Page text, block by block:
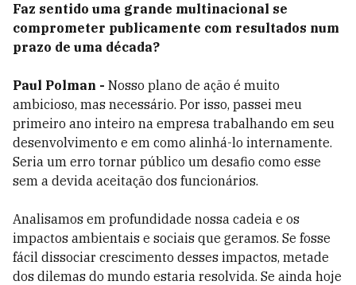
Faz sentido uma grande multinacional se
comprometer publicamente com resultados num
prazo de uma década?
Paul Polman - Nosso plano de ação é muito
ambicioso, mas necessário. Por isso, passei meu
primeiro ano inteiro na empresa trabalhando em seu
desenvolvimento e em como alinhá-lo internamente.
Seria um erro tornar público um desafio como esse
sem a devida aceitação dos funcionários.
Analisamos em profundidade nossa cadeia e os
impactos ambientais e sociais que geramos. Se fosse
fácil dissociar crescimento desses impactos, metade
dos dilemas do mundo estaria resolvida. Se ainda hoje